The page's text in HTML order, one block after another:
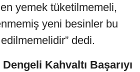
yemek tüketilmemeli,
yeni besinler bu
dedi.
Kahvaltı Başarıyı